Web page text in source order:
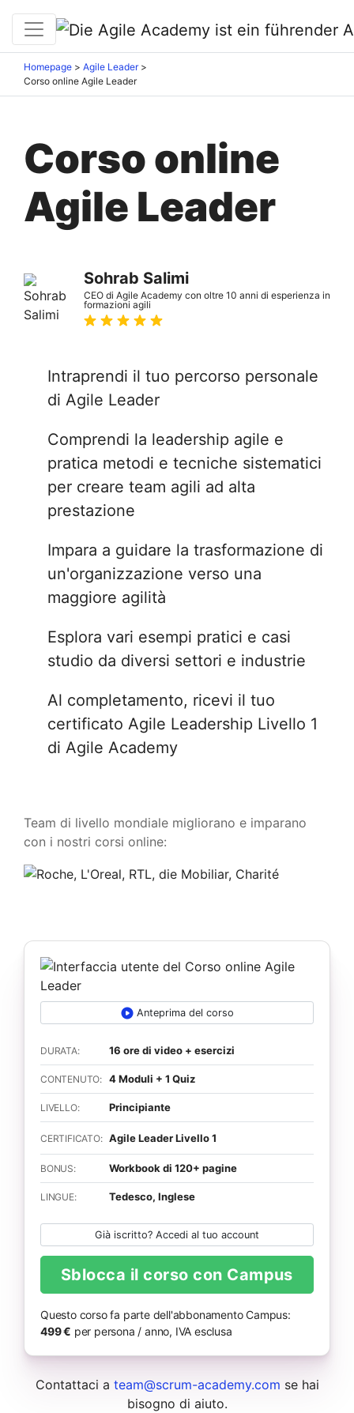
Homepage > Agile Leader>
Corso online Agile Leader
Anteprima del corso
DURATA: 16 ore di video + esercizi
CONTENUTO: 4 Moduli + 1 Quiz
LIVELLO: Principiante
CERTIFICATO: Agile Leader Livello 1
BONUS: Workbook di 120+ pagine
LINGUE: Tedesco, Inglese
Già iscritto? Accedi al tuo account
Sblocca il corso con Campus
Questo corso fa parte dell'abbonamento Campus:
499 € per persona / anno, IVA esclusa
Contattaci a team@scrum-academy.com se hai
bisogno di aiuto.
Corso online
Agile Leader
Sohrab Salimi
CEO di Agile Academy con oltre 10 anni di esperienza in
formazioni agili
Intraprendi il tuo percorso personale
di Agile Leader
Comprendi la leadership agile e
pratica metodi e tecniche sistematici
per creare team agili ad alta
prestazione
Impara a guidare la trasformazione di
un'organizzazione verso una
maggiore agilità
Esplora vari esempi pratici e casi
studio da diversi settori e industrie
Al completamento, ricevi il tuo
certificato Agile Leadership Livello 1
di Agile Academy
Team di livello mondiale migliorano e imparano
con i nostri corsi online: